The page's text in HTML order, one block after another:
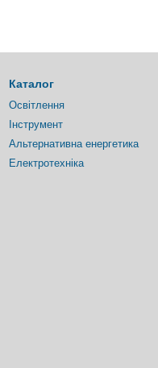
Каталог
Освітлення
Інструмент
Альтернативна енергетика
Електротехніка